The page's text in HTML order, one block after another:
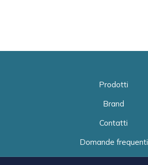
Prodotti
Brand
Contatti
Domande frequenti